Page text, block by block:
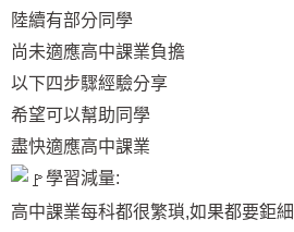
陸續有部分同學
尚未適應高中課業負擔
以下四步驟經驗分享
希望可以幫助同學
盡快適應高中課業
學習減量:
高中課業每科都很繁瑣,如果都要鉅